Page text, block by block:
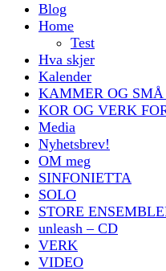
Blog
Home
Test
Hva skjer
Kalender
KAMMER OG
KOR OG VERK
Media
Nyhetsbrev!
OM meg
SINFONIETTA
SOLO
STORE
unleash – CD
VERK
VIDEO